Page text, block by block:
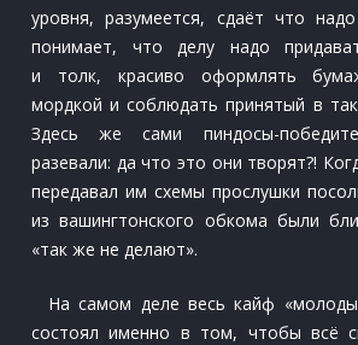
уровня, разумеется, сдаёт что
понимает, что делу надо
и толк, красиво оформлять
мордкой и соблюдать принятый в
Здесь же сами пиндосы-
разевали: да что это они творят?!
передавал им схемы прослушки
из вашингтонского обкома были
«так же не делают».
На самом деле весь кайф
состоял именно в том, чтобы всё